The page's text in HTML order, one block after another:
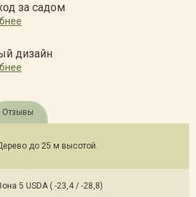
за садом
дизайн
Отзывы
до 25 м высотой.
5 USDA ( -23,4 / -28,8)